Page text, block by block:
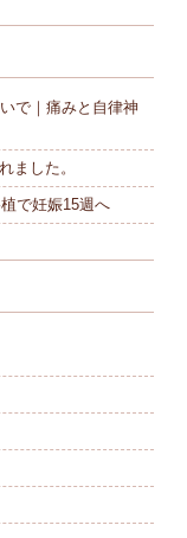
で｜痛みと自律神
ました。
で妊娠15週へ